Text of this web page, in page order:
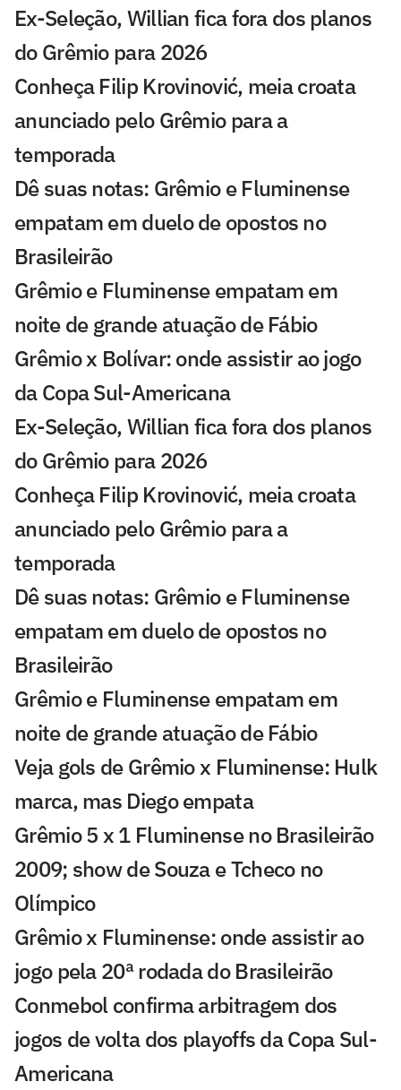
Ex-Seleção, Willian fica fora dos planos
do Grêmio para 2026
Conheça Filip Krovinović, meia croata
anunciado pelo Grêmio para a
temporada
Dê suas notas: Grêmio e Fluminense
empatam em duelo de opostos no
Brasileirão
Grêmio e Fluminense empatam em
noite de grande atuação de Fábio
Grêmio x Bolívar: onde assistir ao jogo
da Copa Sul-Americana
Ex-Seleção, Willian fica fora dos planos
do Grêmio para 2026
Conheça Filip Krovinović, meia croata
anunciado pelo Grêmio para a
temporada
Dê suas notas: Grêmio e Fluminense
empatam em duelo de opostos no
Brasileirão
Grêmio e Fluminense empatam em
noite de grande atuação de Fábio
Veja gols de Grêmio x Fluminense: Hulk
marca, mas Diego empata
Grêmio 5 x 1 Fluminense no Brasileirão
2009; show de Souza e Tcheco no
Olímpico
Grêmio x Fluminense: onde assistir ao
jogo pela 20ª rodada do Brasileirão
Conmebol confirma arbitragem dos
jogos de volta dos playoffs da Copa Sul-
Americana